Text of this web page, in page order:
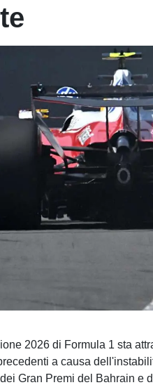
2026 di Formula 1 sta
a causa
Gran Premi del Bahrain e